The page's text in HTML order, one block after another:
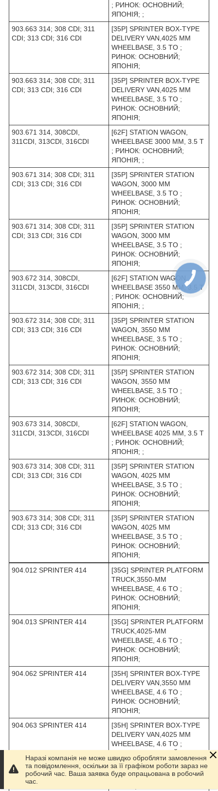
; РИНОК: ОСНОВНИЙ;
ЯПОНІЯ; ;
903.663 314; 308 CDI; 311
CDI; 313 CDI; 316 CDI
[35P] SPRINTER BOX-TYPE
DELIVERY VAN,4025 MM
WHEELBASE, 3.5 TO ;
РИНОК: ОСНОВНИЙ;
ЯПОНІЯ;
903.663 314; 308 CDI; 311
CDI; 313 CDI; 316 CDI
[35P] SPRINTER BOX-TYPE
DELIVERY VAN,4025 MM
WHEELBASE, 3.5 TO ;
РИНОК: ОСНОВНИЙ;
ЯПОНІЯ;
903.671 314, 308CDI,
311CDI, 313CDI, 316CDI
[62F] STATION WAGON,
WHEELBASE 3000 MM, 3.5 T
; РИНОК: ОСНОВНИЙ;
ЯПОНІЯ; ;
903.671 314; 308 CDI; 311
CDI; 313 CDI; 316 CDI
[35P] SPRINTER STATION
WAGON, 3000 MM
WHEELBASE, 3.5 TO ;
РИНОК: ОСНОВНИЙ;
ЯПОНІЯ;
903.671 314; 308 CDI; 311
CDI; 313 CDI; 316 CDI
[35P] SPRINTER STATION
WAGON, 3000 MM
WHEELBASE, 3.5 TO ;
РИНОК: ОСНОВНИЙ;
ЯПОНІЯ;
903.672 314, 308CDI,
311CDI, 313CDI, 316CDI
[62F] STATION WAGON,
WHEELBASE 3550 ММ, 3.5 T
; РИНОК: ОСНОВНИЙ;
ЯПОНІЯ; ;
903.672 314; 308 CDI; 311
CDI; 313 CDI; 316 CDI
[35P] SPRINTER STATION
WAGON, 3550 MM
WHEELBASE, 3.5 TO ;
РИНОК: ОСНОВНИЙ;
ЯПОНІЯ;
903.672 314; 308 CDI; 311
CDI; 313 CDI; 316 CDI
[35P] SPRINTER STATION
WAGON, 3550 MM
WHEELBASE, 3.5 TO ;
РИНОК: ОСНОВНИЙ;
ЯПОНІЯ;
903.673 314, 308CDI,
311CDI, 313CDI, 316CDI
[62F] STATION WAGON,
WHEELBASE 4025 MM, 3.5 T
; РИНОК: ОСНОВНИЙ;
ЯПОНІЯ; ;
903.673 314; 308 CDI; 311
CDI; 313 CDI; 316 CDI
[35P] SPRINTER STATION
WAGON, 4025 MM
WHEELBASE, 3.5 TO ;
РИНОК: ОСНОВНИЙ;
ЯПОНІЯ;
903.673 314; 308 CDI; 311
CDI; 313 CDI; 316 CDI
[35P] SPRINTER STATION
WAGON, 4025 MM
WHEELBASE, 3.5 TO ;
РИНОК: ОСНОВНИЙ;
ЯПОНІЯ;
904.012 SPRINTER 414
[35G] SPRINTER PLATFORM
TRUCK,3550-MM
WHEELBASE, 4.6 TO ;
РИНОК: ОСНОВНИЙ;
ЯПОНІЯ;
904.013 SPRINTER 414
[35G] SPRINTER PLATFORM
TRUCK,4025-MM
WHEELBASE, 4.6 TO ;
РИНОК: ОСНОВНИЙ;
ЯПОНІЯ;
904.062 SPRINTER 414
[35H] SPRINTER BOX-TYPE
DELIVERY VAN,3550 MM
WHEELBASE, 4.6 TO ;
РИНОК: ОСНОВНИЙ;
ЯПОНІЯ;
904.063 SPRINTER 414
[35H] SPRINTER BOX-TYPE
DELIVERY VAN,4025 MM
WHEELBASE, 4.6 TO ;
ЯПОНІЯ;
904.312 SPRINTER 408 D
[35G] SPRINTER PLATFORM
Наразі компанія не може швидко обробляти замовлення
та повідомлення, оскільки за її графіком роботи зараз не
робочий час. Ваша заявка буде опрацьована в робочий
час.